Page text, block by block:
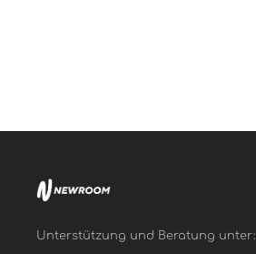
Unterstützung und Beratung unter: